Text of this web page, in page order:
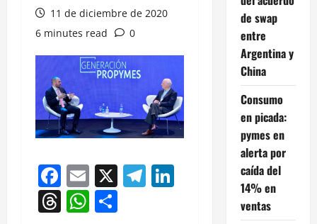
11 de diciembre de 2020
6 minutes read
0
Facebook
Email
X Telegram
LinkedIn
Threads
WhatsApp
de swap
entre
Argentina y
China
Consumo
en picada:
pymes en
alerta por
caída del
14% en
ventas